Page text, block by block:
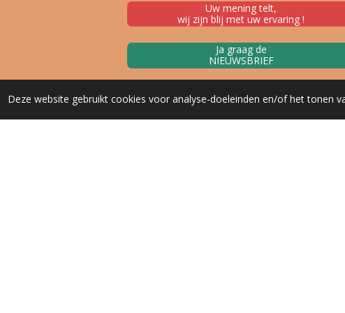
Deze website gebruikt cookies voor analyse-doeleinden en/of het tonen
Uw mening telt,
wij zijn blij met uw ervaring !
Ja graag de
NIEUWSBRIEF